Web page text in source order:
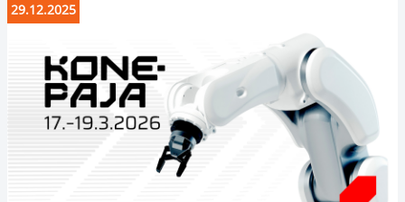
29.12.2025